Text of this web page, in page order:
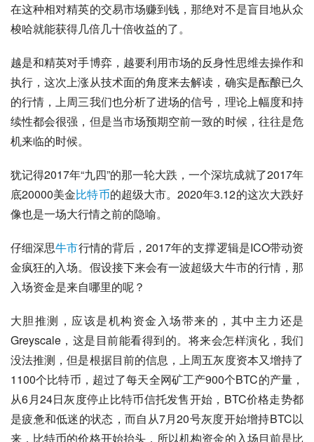
在这种相对精英的交易市场赚到钱，那绝对不是盲目地从众
梭哈就能获得几倍几十倍收益的了。
越是和精英对手博弈，越要利用市场的反身性思维去操作和
执行，这次上涨从技术面的角度来去解读，确实是酝酿已久
的行情，上周三我们也分析了进场的信号，理论上幅度和持
续性都会很强，但是当市场预期空前一致的时候，往往是危
机来临的时候。
犹记得2017年“九四”的那一轮大跌，一个深坑成就了2017年
底20000美金比特币的超级大市。2020年3.12的这次大跌好
像也是一场大行情之前的隐喻。
仔细深思牛市行情的背后，2017年的支撑逻辑是ICO带动资
金疯狂的入场。假设接下来会有一波超级大牛市的行情，那
入场资金是来自哪里的呢？
大胆推测，应该是机构资金入场带来的，其中主力还是
Greyscale，这是目前能看得到的。将来会怎样演化，我们
没法推测，但是根据目前的信息，上周五灰度资本又增持了
1100个比特币，超过了每天全网矿工产900个BTC的产量，
从6月24日灰度停止比特币信托发售开始，BTC价格走势都
是疲惫和低迷的状态，而自从7月20号灰度开始增持BTC以
来，比特币的价格开始抬头，所以机构资金的入场目前是比